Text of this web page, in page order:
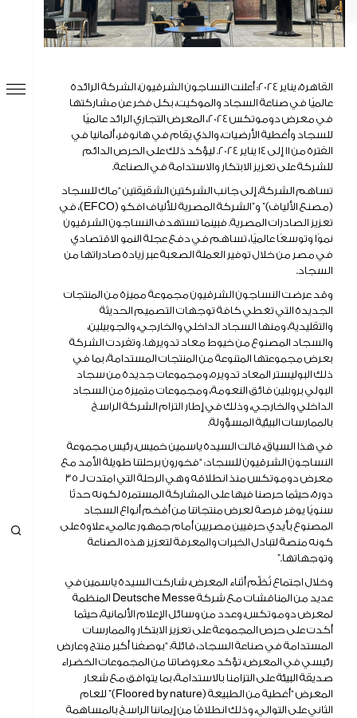
الاستدامة و المسؤلية المجتمعية
المسؤولية المجتمعية
البيئة
الشهادات
الاخبار
الأخبار والفعاليات
معرض الصور
إدارة علاقات المستثمرين
معلومات أساسية عن السهم والشركة
النتائج
الإصدارات والتقارير الاستثمارية
تقرير و إفصاحات
القاهرة، يناير 2024: أعلنت النساجون الشرقيون، الشركة الرائدة
عالميًا في صناعة السجاد والموكيت، بكل فخر عن مشاركتها
في معرض دوموتكس 2024، المعرض التجاري الرائد عالميًا
للسجاد وأغطية الأرضيات، والذي يقام في هانوفر، ألمانيا في
الفترة من 11 إلى 14 يناير 2024. ليؤكد ذلك على الحرص الدائم
للشركة على تعزيز الابتكار والاستدامة في الصناعة.
تساهم الشركة، إلى جانب الشركتين الشقيقتين “ماك للسجاد
(مصنع الألياف)” و”الشركة المصرية للألياف افكو (EFCO)، في
تعزيز الصادرات المصرية. فبينما تستهدف النساجون الشرقيون
نموًا وتوسعًا عالميًا، تساهم في دفع عجلة النمو الاقتصادي
في مصر من خلال توفير العملة الصعبة عبر زيادة صادراتها من
السجاد.
وقد عرضت النساجون الشرقيون مجموعة مميزة من المنتجات
الجديدة التي تغطي كافة توجهات التصميم الحديثة
والتقليدية، ومنها السجاد الداخلي والخارجي، والجوبيلين،
والسجاد المصنوع من خيوط معاد تدويرها. وتفردت الشركة
بعرض مجموعتها المتنوعة من المنتجات المستدامة، بما في
ذلك البوليستر المعاد تدويره، ومجموعات جديدة من سجاد
البولي بروبلين فائق النعومة، ومجموعات متميزة من السجاد
الداخلي والخارجي، وذلك في إطار التزام الشركة الراسخ
بالممارسات البيئية المسؤولة.
في هذا السياق، قالت السيدة ياسمين خميس، رئيس مجموعة
النساجون الشرقيون للسجاد: “فخورون برحلتنا طويلة الأمد مع
معرض دوموتكس منذ انطلاقه وهي الرحلة التي امتدت لـ 35
دورة، حيثما حرصنا فيها على المشاركة المستمرة لكونه حدثًا
سنويًا يوفر فرصة لعرض منتجاتنا من أفخم أنواع السجاد
المصنوع بأيدي حرفيين مصريين أمام جمهور عالمي، علاوة على
كونه منصة لتبادل الخبرات والمعرفة لتعزيز هذه الصناعة
وتوجهاتها.”
وخلال اجتماع نُظِّم أثناء المعرض، شاركت السيدة ياسمين في
عديد من المناقشات مع شركة Deutsche Messe المنظمة
لمعرض دوموتكس، وعدد من وسائل الإعلام الألمانية، حيثما
أكدت على حرص المجموعة على تعزيز الابتكار والممارسات
المستدامة في صناعة السجاد، قائلة: “بوصفنا أكبر منتج وعارض
رئيسي في المعرض، تؤكد معروضاتنا من المجموعات الخضراء
صديقة البيئة على التزامنا بالاستدامة، بما يتوافق مع شعار
المعرض “أغطية من الطبيعة (Floored by nature)” للعام
الثاني على التوالي، وذلك انطلاقًا من إيماننا الراسخ بالمساهمة